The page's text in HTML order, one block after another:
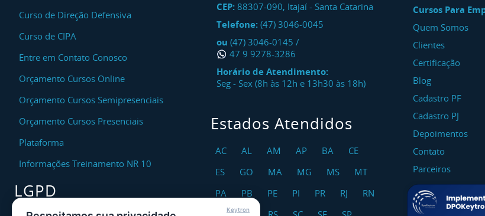
Curso de Direção Defensiva
Curso de CIPA
Entre em Contato Conosco
Orçamento Cursos Online
Orçamento Cursos Semipresenciais
Orçamento Cursos Presenciais
Plataforma
Informações Treinamento NR 10
LGPD
CEP: 88307-090, Itajaí - Santa Catarina
Telefone: (47) 3046-0045
ou (47) 3046-0145 /
47 9 9278-3286
Horário de Atendimento:
Seg - Sex (8h às 12h e 13h30 às 18h)
Estados Atendidos
AC AL AM AP BA
CE
ES
GO MA MG MS
MT
PA
PB PE PI PR RJ
RN
Cursos Para
Quem Somos
Clientes
Certificação
Blog
Cadastro PF
Cadastro PJ
Depoimentos
Contato
Parceiros
Keytron